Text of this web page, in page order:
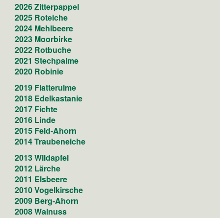
2026 Zitterpappel
2025 Roteiche
2024 Mehlbeere
2023 Moorbirke
2022 Rotbuche
2021 Stechpalme
2020 Robinie
2019 Flatterulme
2018 Edelkastanie
2017 Fichte
2016 Linde
2015 Feld-Ahorn
2014 Traubeneiche
2013 Wildapfel
2012 Lärche
2011 Elsbeere
2010 Vogelkirsche
2009 Berg-Ahorn
2008 Walnuss